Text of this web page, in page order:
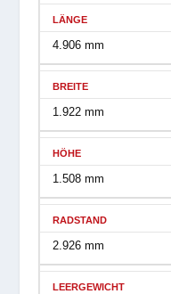
LÄNGE
4.906 mm
BREITE
1.922 mm
HÖHE
1.508 mm
RADSTAND
2.926 mm
LEERGEWICHT